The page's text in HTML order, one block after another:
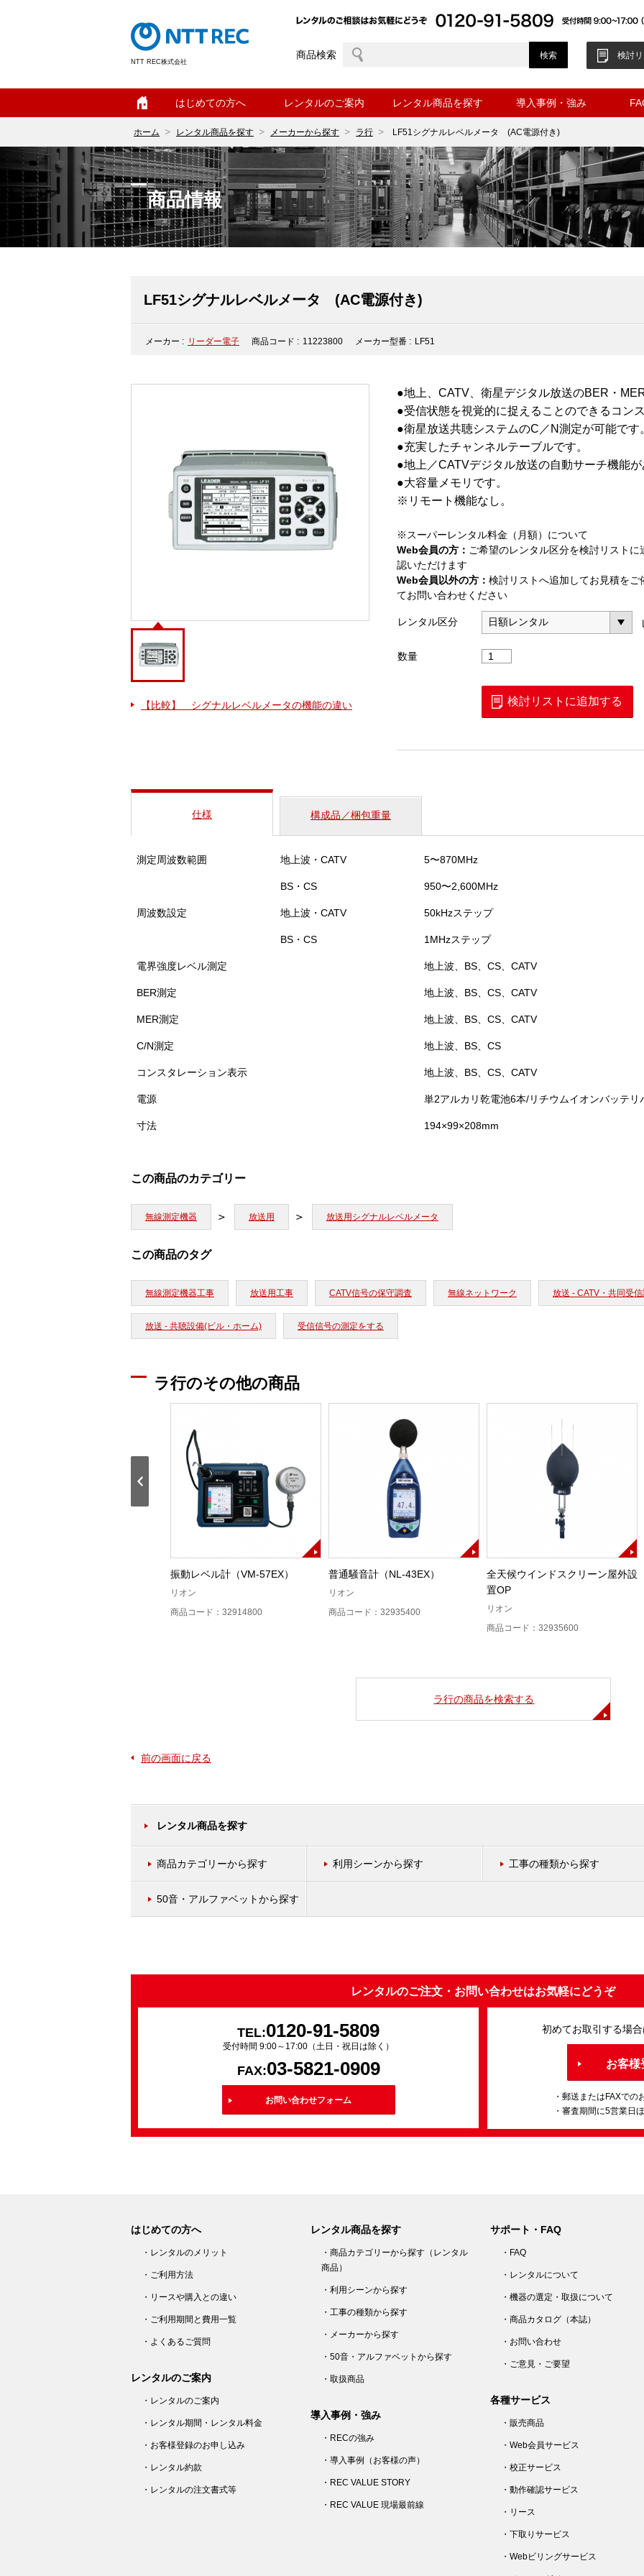
NTT REC株式会社
商品検索 検討
はじめての方へ レンタルのご案内 レンタル商品を探す 導入事例・強み
ホーム レンタル商品を探す メーカーから探す ラ行 LF51シグナルレベルメータ (AC電源付き)
商品情報
LF51シグナルレベルメータ (AC電源付き)
メーカー : リーダー電子 商品コード : 11223800 メーカー型番 : LF51
【比較】 シグナルレベルメータの機能の違い
●地上、CATV、衛星デジタル放送のBER・
●受信状態を視覚的に捉えることのできるコン
●衛星放送共聴システムのC／N測定が可能です
●充実したチャンネルテーブルです。
●地上／CATVデジタル放送の自動サーチ機能
●大容量メモリです。
※リモート機能なし。
※スーパーレンタル料金（月額）について
Web会員の方： ご希望のレンタル区分を検討リスト
認いただけます
Web会員以外の方： 検討リストへ追加してお見積をご
てお問い合わせください
レンタル区分
数量
LF51
グ
ル
電
き)
検討リストに追加する
仕様 構成品／梱包重量
測定周波数範囲 地上波・CATV 5〜870MHz
BS・CS 950〜2,600MHz
周波数設定 地上波・CATV 50kHzステップ
BS・CS 1MHzステップ
電界強度レベル測定 地上波、BS、CS、CATV
BER測定 地上波、BS、CS、CATV
MER測定 地上波、BS、CS、CATV
C/N測定 地上波、BS、CS
コンスタレーション表示 地上波、BS、CS、CATV
電源 単2アルカリ乾電池6本/リチウムイオンバッテリ
寸法 194×99×208mm
この商品のカテゴリー
無線測定機器 放送用 放送用シグナルレベルメータ
この商品のタグ
無線測定機器工事 放送用工事 CATV信号の保守調査 無線ネットワーク 放送 - CATV・共同受
放送 - 共聴設備(ビル・ホーム) 受信信号の測定をする
ラ行のその他の商品
振動レベル計（VM-57EX）
リオン
商品コード：32914800
普通騒音計（NL-43EX）
リオン
商品コード：32935400
全天候ウインドスクリーン屋外設
置OP
リオン
商品コード：32935600
ラ行の商品を検索する
前の画面に戻る
レンタル商品を探す
商品カテゴリーから探す 利用シーンから探す 工事の種類から探す
50音・アルファベットから探す
レンタルのご注文・お問い合わせはお気軽にどうぞ
TEL:0120-91-5809
受付時間 9:00～17:00（土日・祝日は除く）
FAX:03-5821-0909
お問い合わせフォーム
初めてお取引する場
お客様
・郵送またはFAXで
・審査期間に5営業日
はじめての方へ
・レンタルのメリット
・ご利用方法
・リースや購入との違い
・ご利用期間と費用一覧
・よくあるご質問
レンタルのご案内
・レンタルのご案内
・レンタル期間・レンタル料金
・お客様登録のお申し込み
・レンタル約款
・レンタルの注文書式等
レンタル商品を探す
・商品カテゴリーから探す（レンタル
商品）
・利用シーンから探す
・工事の種類から探す
・メーカーから探す
・50音・アルファベットから探す
・取扱商品
導入事例・強み
・RECの強み
・導入事例（お客様の声）
・REC VALUE STORY
・REC VALUE 現場最前線
サポート・FAQ
・FAQ
・レンタルについて
・機器の選定・取扱について
・商品カタログ（本誌）
・お問い合わせ
・ご意見・ご要望
各種サービス
・販売商品
・Web会員サービス
・校正サービス
・動作確認サービス
・リース
・下取りサービス
・Webビリングサービス